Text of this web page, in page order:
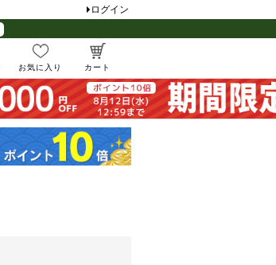
ログイン
お気に入り カート